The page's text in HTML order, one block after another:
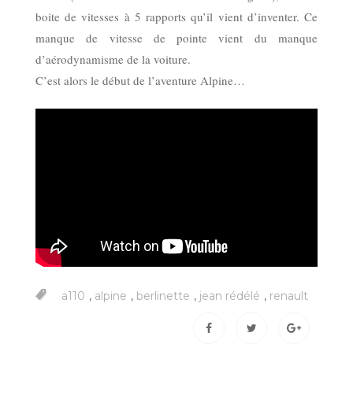
boite de vitesses à 5 rapports qu’il vient d’inventer. Ce
manque de vitesse de pointe vient du manque
d’aérodynamisme de la voiture.
C’est alors le début de l’aventure Alpine…
a110 , alpine , berlinette , jean rédélé , renault